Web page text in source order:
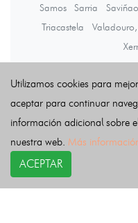
Samos
Sarria
Triacastela
Utilizamos cookies para
aceptar para continuar
información adicional sobre
nuestra web. Más
ACEPTAR